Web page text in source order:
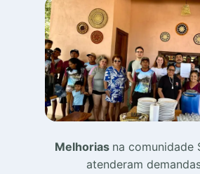
Melhorias na comunidade
atenderam